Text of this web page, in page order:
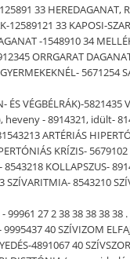
33 HEREDAGANAT,
12589121 33 KAPOSI-
-1548910 34
ORRGARAT
5671254
ÉS VÉGBÉLRÁK)-
heveny - 8914321, idült-
ARTÉRIÁS
KRÍZIS-
KOLLAPSZUS-
SZÍVARITMIA- 8543210
99961 27 2 38 38 38 38
9995437 40 SZÍVIZOM
4891067 40